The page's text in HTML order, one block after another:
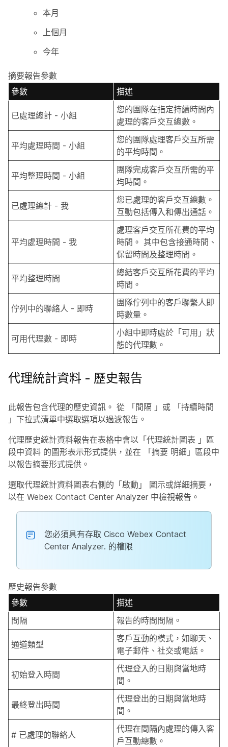
本月
上個月
今年
摘要報告參數
參數
描述
已處理總計 - 小組
您的團隊在指定持續時間內
處理的客戶交互總數。
平均處理時間 - 小組
您的團隊處理客戶交互所需
的平均時間。
平均整理時間 - 小組
團隊完成客戶交互所需的平
均時間。
已處理總計 - 我
您已處理的客戶交互總數。
互動包括傳入和傳出通話。
平均處理時間 - 我
處理客戶交互所花費的平均
時間。 其中包含接通時間、
保留時間及整理時間。
平均整理時間
總結客戶交互所花費的平均
時間。
佇列中的聯絡人 - 即時
團隊佇列中的客戶聯繫人即
時數量。
可用代理數 - 即時
小組中即時處於「可用」狀
態的代理數。
代理統計資料 - 歷史報告
此報告包含代理的歷史資訊。 從 「間隔 」或
「持續時間
」下拉式清單中選取選項以過濾報告。
代理歷史統計資料報告在表格中會以「代理統計圖表 」區
段中資料 的圖形表示形式提供，並在 「摘要 明細」區段中
以報告摘要形式提供。
選取代理統計資料圖表右側的「啟動」
圖示或詳細摘要，
以在 Webex Contact Center Analyzer 中檢視報告。
您必須具有存取 Cisco Webex Contact
Center Analyzer. 的權限
歷史報告參數
參數
描述
間隔
報告的時間間隔。
通道類型
客戶互動的模式，如聊天、
電子郵件、社交或電話。
初始登入時間
代理登入的日期與當地時
間。
最終登出時間
代理登出的日期與當地時
間。
# 已處理的聯絡人
代理在間隔內處理的傳入客
戶互動總數。